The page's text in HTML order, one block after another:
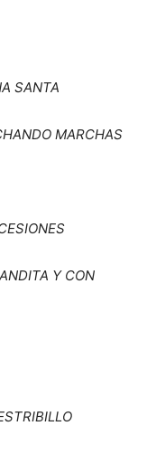
SANTA
MARCHAS
Y CON